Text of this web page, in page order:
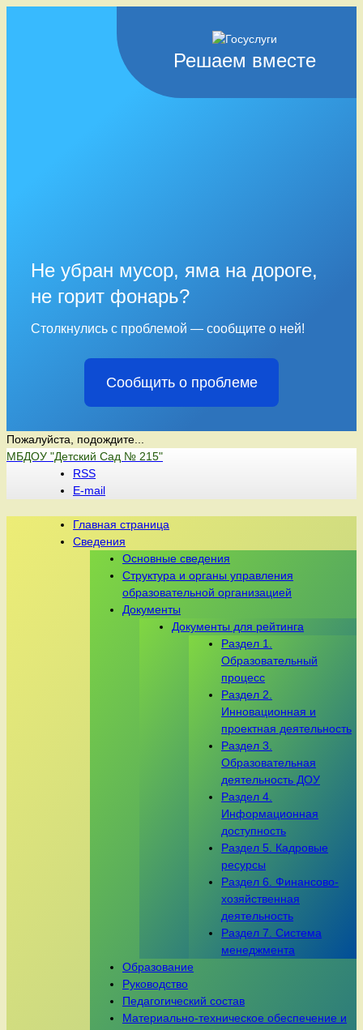
Решаем вместе
Не убран мусор, яма на дороге,
не горит фонарь?
Столкнулись с проблемой — сообщите о ней!
Сообщить о проблеме
Пожалуйста, подождите...
Перейти
содержимому
МБДОУ "Детский Сад № 215"
RSS
E-mail
Главная страница
Сведения
Основные сведения
Структура и органы управления
образовательной организацией
Документы
Документы для рейтинга
Раздел 1.
Образовательный
процесс
Раздел 2.
Инновационная и
проектная деятельность
Раздел 3.
Образовательная
деятельность ДОУ
Раздел 4.
Информационная
доступность
Раздел 5. Кадровые
ресурсы
Раздел 6. Финансово-
хозяйственная
деятельность
Раздел 7. Система
менеджмента
Образование
Руководство
Педагогический состав
Материально-техническое обеспечение и